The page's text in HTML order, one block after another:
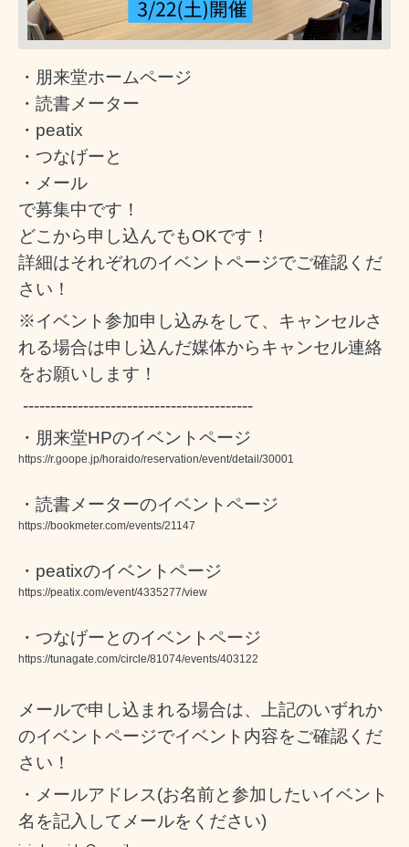
・朋来堂ホームページ
・読書メーター
・peatix
・つなげーと
・メール
で募集中です！
どこから申し込んでもOKです！
詳細はそれぞれのイベントページでご確認くだ
さい！
※イベント参加申し込みをして、キャンセルさ
れる場合は申し込んだ媒体からキャンセル連絡
をお願いします！
------------------------------------------
・朋来堂HPのイベントページ
https://r.goope.jp/horaido/reservation/event/detail/30001
・読書メーターのイベントページ
https://bookmeter.com/events/21147
・peatixのイベントページ
https://peatix.com/event/4335277/view
・つなげーとのイベントページ
https://tunagate.com/circle/81074/events/403122
メールで申し込まれる場合は、上記のいずれか
のイベントページでイベント内容をご確認くだ
さい！
・メールアドレス(お名前と参加したいイベント
名を記入してメールをください)